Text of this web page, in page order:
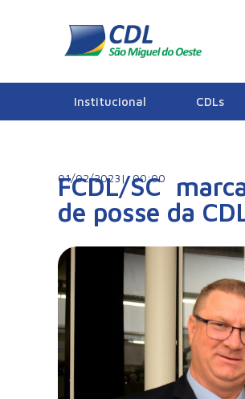
Institucional CDLs
Notícias
01/02/2023| 00:00
FCDL/SC
de posse da